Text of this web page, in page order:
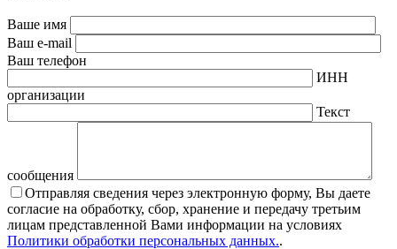
Ваше имя
Ваш e-mail
Ваш телефон
ИНН
организации
Текст
сообщения
Отправляя сведения через электронную форму, Вы даете
согласие на обработку, сбор, хранение и передачу третьим
лицам представленной Вами информации на условиях
Политики обработки персональных данных..